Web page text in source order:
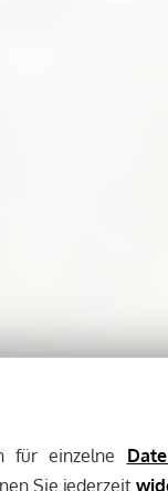
für einzelne
Sie jederzeit